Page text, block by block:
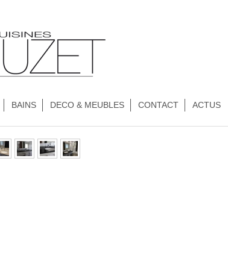
BAINS DECO & MEUBLES CONTACT ACTUS